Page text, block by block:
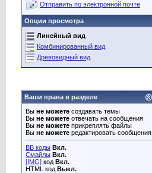
Отправить по электронной почте
Опции просмотра
Линейный вид
Комбинированный вид
Древовидный вид
Ваши права в разделе
Вы не можете создавать темы
Вы не можете отвечать на сообщения
Вы не можете прикреплять файлы
Вы не можете редактировать сообщения
BB коды Вкл.
Смайлы Вкл.
[IMG] код Вкл.
HTML код Выкл.